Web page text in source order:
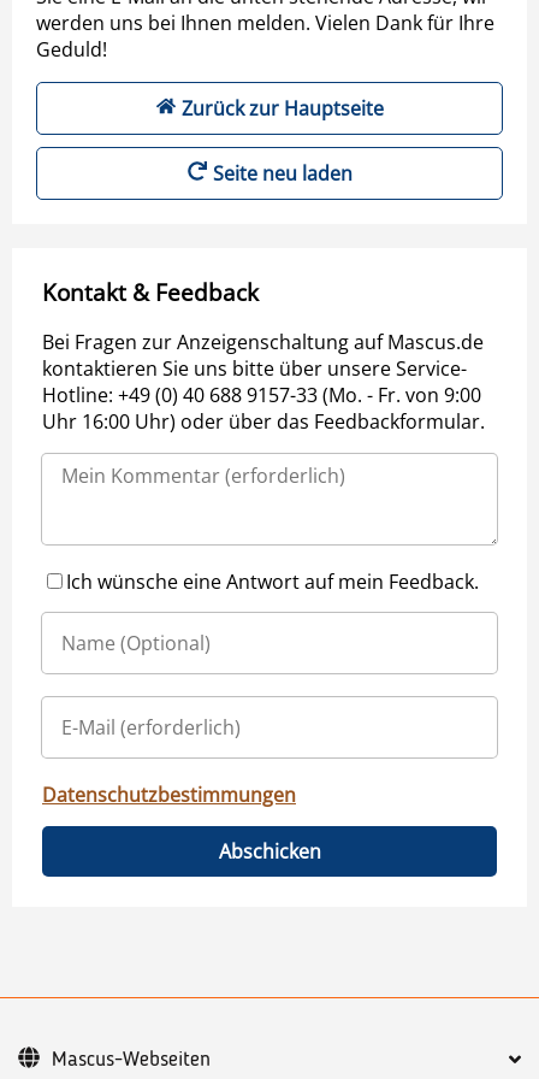
werden uns bei Ihnen melden. Vielen Dank für Ihre
Geduld!
Zurück zur Hauptseite
Seite neu laden
Kontakt & Feedback
Bei Fragen zur Anzeigenschaltung auf Mascus.de
kontaktieren Sie uns bitte über unsere Service-
Hotline: +49 (0) 40 688 9157-33 (Mo. - Fr. von 9:00
Uhr 16:00 Uhr) oder über das Feedbackformular.
Ich wünsche eine Antwort auf mein Feedback.
Datenschutzbestimmungen
Abschicken
Mascus-Webseiten